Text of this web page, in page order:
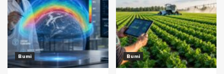
Bumi Bumi